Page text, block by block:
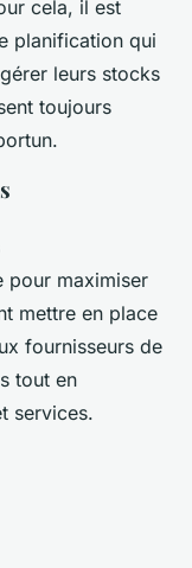
cela, il est
planification qui
leurs stocks
toujours
pour maximiser
mettre en place
fournisseurs de
tout en
services.